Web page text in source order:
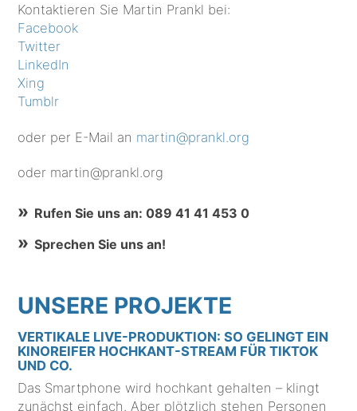
Kontaktieren Sie Martin Prankl bei:
Facebook
Twitter
LinkedIn
Xing
Tumblr
oder per E-Mail an martin@prankl.org
oder martin@prankl.org
Rufen Sie uns an: 089 41 41 453 0
Sprechen Sie uns an!
UNSERE PROJEKTE
VERTIKALE LIVE-PRODUKTION: SO GELINGT EIN
KINOREIFER HOCHKANT-STREAM FÜR TIKTOK
UND CO.
Das Smartphone wird hochkant gehalten – klingt
zunächst einfach. Aber plötzlich stehen Personen